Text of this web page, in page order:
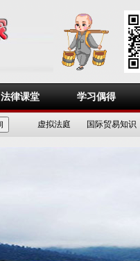
法律课堂 学习偶得
虚拟法庭 国际贸易知识